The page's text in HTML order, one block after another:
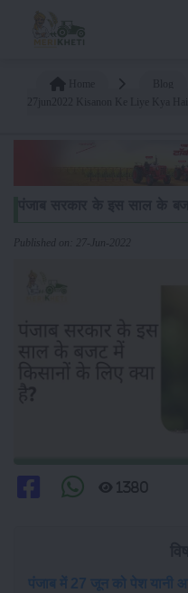
Published on: 27-Jun-2022
1380
पंजाब में 27 जून को पेश